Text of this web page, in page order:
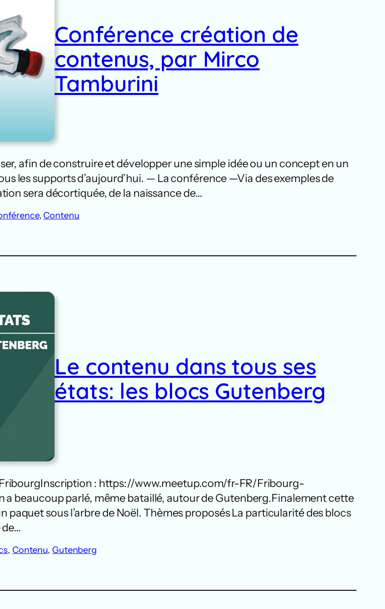
Conférence création de
contenus, par Mirco
Tamburini
afin de construire et développer une simple idée ou un concept en un
les supports d’aujourd’hui. — La conférence —Via des exemples de
sera décortiquée, de la naissance de…
, Contenu
Le contenu dans tous ses
états: les blocs Gutenberg
FribourgInscription : https://www.meetup.com/fr-FR/Fribourg-
beaucoup parlé, même bataillé, autour de Gutenberg.Finalement cette
sous l’arbre de Noël. Thèmes proposés La particularité des blocs
de…
, Contenu, Gutenberg